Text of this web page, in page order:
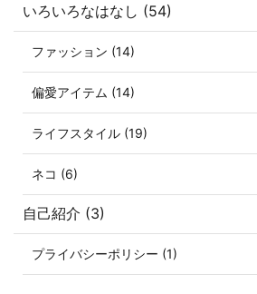
いろいろなはなし (54)
ファッション (14)
偏愛アイテム (14)
ライフスタイル (19)
ネコ (6)
自己紹介 (3)
プライバシーポリシー (1)